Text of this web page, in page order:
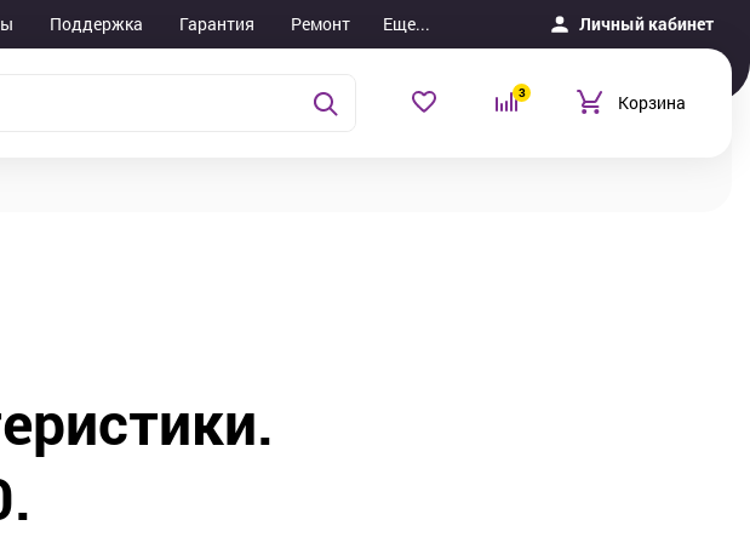
Поддержка Гарантия Ремонт Еще... Личный кабинет
3 Корзина